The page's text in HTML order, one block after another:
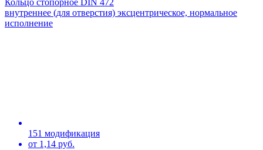
Кольцо стопорное DIN 472
внутреннее (для отверстия) эксцентрическое, нормальное
исполнение
151 модификация
от 1,14 руб.